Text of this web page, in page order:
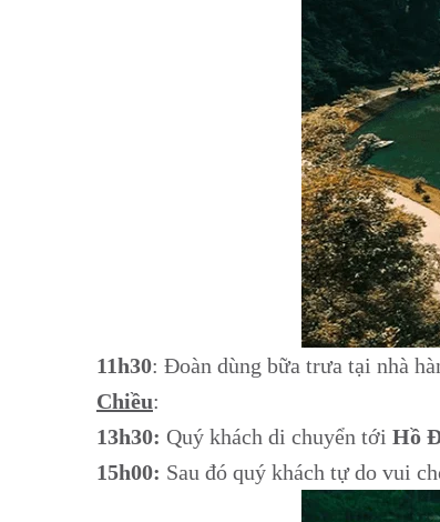
11h30: Đoàn dùng bữa trưa tại nhà
Chiều:
13h30: Quý khách di chuyển tới Hồ
15h00: Sau đó quý khách tự do vui